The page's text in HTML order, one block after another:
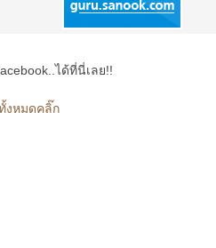
ได้ที่นี่เลย!!
งหมดคลิ๊ก